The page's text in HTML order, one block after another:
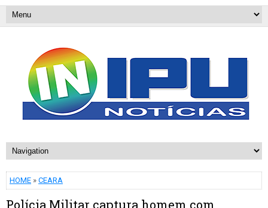
HOME » CEARA
Polícia Militar captura homem com